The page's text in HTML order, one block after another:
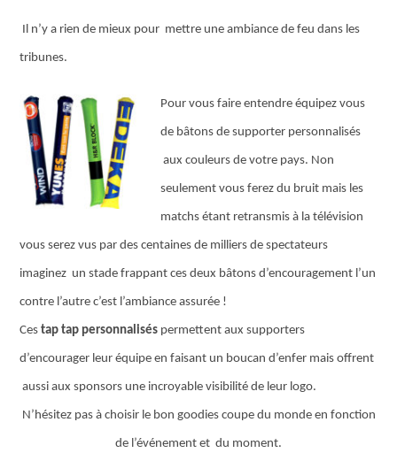
Il n’y a rien de mieux pour mettre une ambiance de feu dans les
tribunes.
Pour vous faire entendre équipez vous
de bâtons de supporter personnalisés
aux couleurs de votre pays. Non
seulement vous ferez du bruit mais les
matchs étant retransmis à la télévision
vous serez vus par des centaines de milliers de spectateurs
imaginez un stade frappant ces deux bâtons d’encouragement l’un
contre l’autre c’est l’ambiance assurée !
Cestap tap personnalisés permettent aux supporters
d’encourager leur équipe en faisant un boucan d’enfer mais offrent
aussi aux sponsors une incroyable visibilité de leur logo.
N’hésitez pas à choisir le bon goodies coupe du monde en fonction
de l’événement et du moment.